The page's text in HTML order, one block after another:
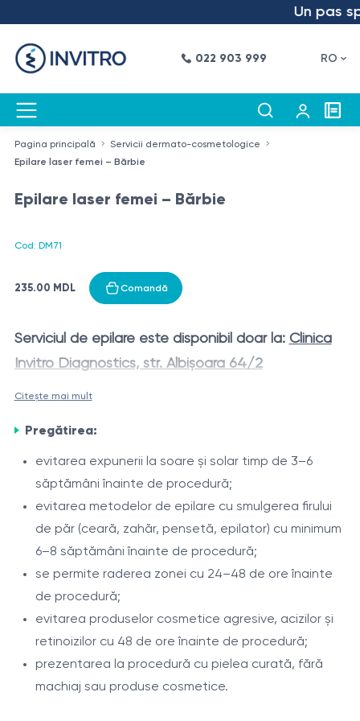
Un pas
022 903 999 RO
Pagina principală
Servicii dermato-cosmetologice
Epilare laser femei – Bărbie
Epilare laser femei – Bărbie
Cod: DM71
235.00 MDL Comandă
Serviciul de epilare este disponibil doar la: Clinica
Invitro Diagnostics, str. Albișoara 64/2
Epilarea laser a bărbiei
destinată reducerii creșterii firelor de păr nedorite în
laserul Alexandrite DEKA Again Pro Plus (755 nm) și
sistemul de răcire cu aer Zimmer Cryo, ceea ce asigură
o acțiune precisă asupra foliculilor piloși și confort în
timpul tratamentului.
aceea creșterea părului poate fi influențată de
particularitățile individuale ale organismului și de
echilibrul hormonal.
Laserul Alexandrite de 755 nm acționează eficient
asupra firelor fine și medii, contribuind la reducerea
treptată a creșterii acestora și la îmbunătățirea
aspectului pielii în această zonă.
Indicații
păr nedorit în zona bărbiei;
tendință la fire de păr încarnate;
iritații după bărbierit sau epilare;
hipertricoză;
hirsutism (după evaluare medicală).
Procedura
Citește mai mult
Pregătirea:
evitarea expunerii la soare și solar timp de 3–6
săptămâni înainte de procedură;
evitarea metodelor de epilare cu smulgerea firului
de păr (ceară, zahăr, pensetă, epilator) cu minimum
6–8 săptămâni înainte de procedură;
se permite raderea zonei cu 24–48 de ore înainte
de procedură;
evitarea produselor cosmetice agresive, acizilor și
retinoizilor cu 48 de ore înainte de procedură;
prezentarea la procedură cu pielea curată, fără
machiaj sau produse cosmetice.